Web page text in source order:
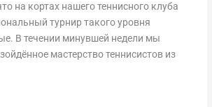
на кортах нашего теннисного клуба
турнир такого уровня
В течении минувшей недели мы
мастерство теннисистов из